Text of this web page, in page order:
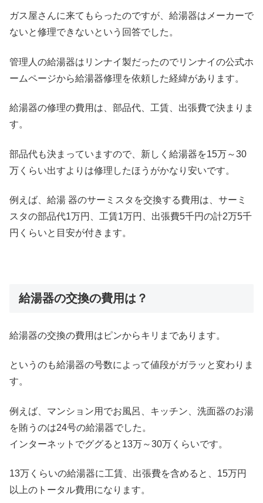
ガス屋さんに来てもらったのですが、給湯器はメーカーで
ないと修理できないという回答でした。
管理人の給湯器はリンナイ製だったのでリンナイの公式ホ
ームページから給湯器修理を依頼した経緯があります。
給湯器の修理の費用は、部品代、工賃、出張費で決まりま
す。
部品代も決まっていますので、新しく給湯器を15万～30
万くらい出すよりは修理したほうがかなり安いです。
例えば、給湯 器のサーミスタを交換する費用は、サーミ
スタの部品代1万円、工賃1万円、出張費5千円の計2万5千
円くらいと目安が付きます。
給湯器の交換の費用は？
給湯器の交換の費用はピンからキリまであります。
というのも給湯器の号数によって値段がガラッと変わりま
す。
例えば、マンション用でお風呂、キッチン、洗面器のお湯
を賄うのは24号の給湯器でした。
インターネットでググると13万～30万くらいです。
13万くらいの給湯器に工賃、出張費を含めると、15万円
以上のトータル費用になります。